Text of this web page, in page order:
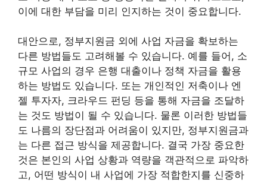
이에 대한 부담을 미리 인지하는 것이 중요합니다.
대안으로, 정부지원금 외에 사업 자금을 확보하는
다른 방법들도 고려해볼 수 있습니다. 예를 들어, 소
규모 사업의 경우 은행 대출이나 정책 자금을 활용
하는 방법도 있습니다. 또는 개인적인 저축이나 엔
젤 투자자, 크라우드 펀딩 등을 통해 자금을 조달하
는 것도 방법이 될 수 있습니다. 물론 이러한 방법들
도 나름의 장단점과 어려움이 있지만, 정부지원금과
는 다른 접근 방식을 제공합니다. 결국 가장 중요한
것은 본인의 사업 상황과 역량을 객관적으로 파악하
고, 어떤 방식이 내 사업에 가장 적합한지를 신중하